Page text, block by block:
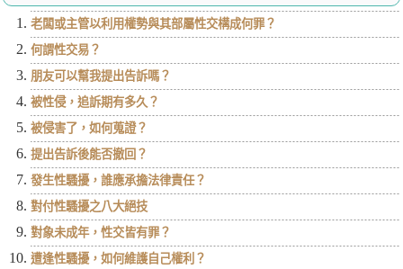
老闆或主管以利用權勢與其部屬性交構成何罪？
何謂性交易？
朋友可以幫我提出告訴嗎？
被性侵，追訴期有多久？
被侵害了，如何蒐證？
提出告訴後能否撤回？
發生性騷擾，誰應承擔法律責任？
對付性騷擾之八大絕技
對象未成年，性交皆有罪？
遭逢性騷擾，如何維護自己權利？